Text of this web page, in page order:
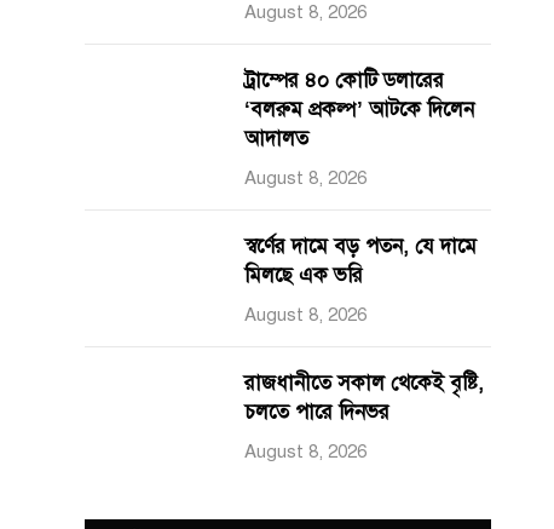
August 8, 2026
ট্রাম্পের ৪০ কোটি ডলারের
‘বলরুম প্রকল্প’ আটকে দিলেন
আদালত
August 8, 2026
স্বর্ণের দামে বড় পতন, যে দামে
মিলছে এক ভরি
August 8, 2026
রাজধানীতে সকাল থেকেই বৃষ্টি,
চলতে পারে দিনভর
August 8, 2026